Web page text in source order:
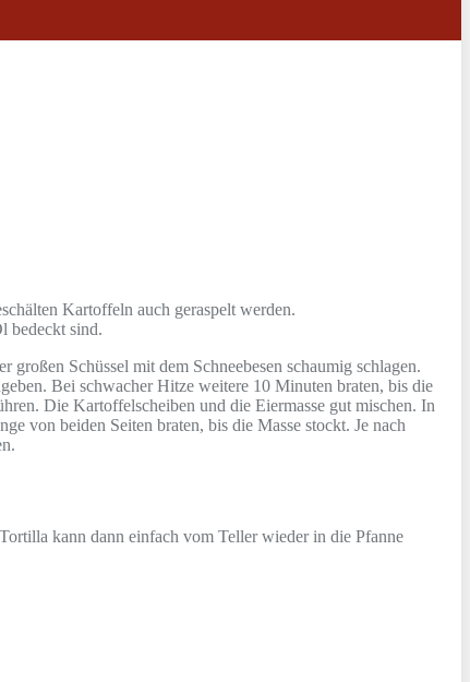
Kartoffeln auch geraspelt werden.
bedeckt sind.
Schüssel mit dem Schneebesen schaumig schlagen.
Bei schwacher Hitze weitere 10 Minuten braten, bis die
Die Kartoffelscheiben und die Eiermasse gut mischen. In
von beiden Seiten braten, bis die Masse stockt. Je nach
kann dann einfach vom Teller wieder in die Pfanne